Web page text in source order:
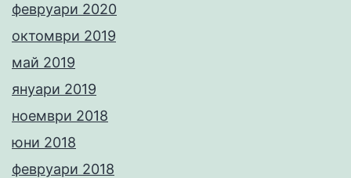
февруари 2020
октомври 2019
май 2019
януари 2019
ноември 2018
юни 2018
февруари 2018